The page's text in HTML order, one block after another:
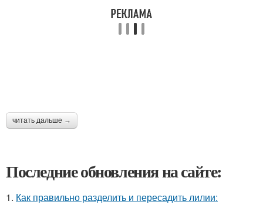
читать дальше →
Последние обновления на сайте:
1. Как правильно разделить и пересадить лилии: